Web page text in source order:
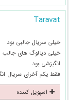
Taravat
خیلی سریال جالبی بود
خیلی دیالوگ های جالب
انگیزشی بود
فقط یکم آخرای سریال
اسپویل کننده